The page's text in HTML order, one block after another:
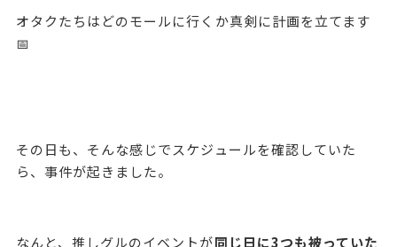
オタクたちはどのモールに行くか真剣に計画を立てます
📅
その日も、そんな感じでスケジュールを確認していた
ら、事件が起きました。
なんと、推しグルのイベントが同じ日に3つも被っていた